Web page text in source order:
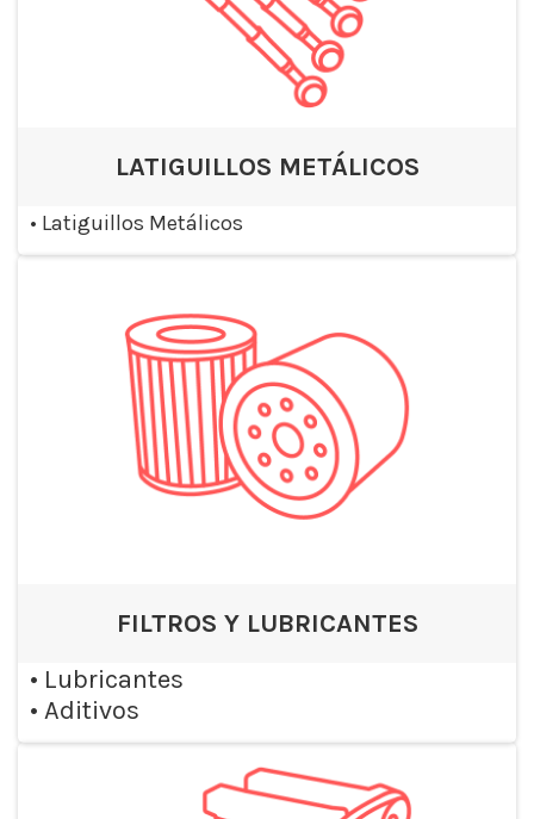
LATIGUILLOS METÁLICOS
• Latiguillos Metálicos
FILTROS Y LUBRICANTES
• Lubricantes
• Aditivos